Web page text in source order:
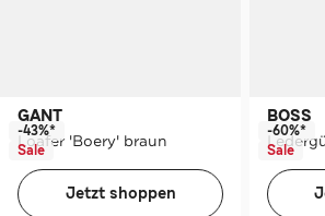
GANT
Loafer 'Boery' braun
-43%*
Sale
Jetzt shoppen
BOSS
-60%*
Sale